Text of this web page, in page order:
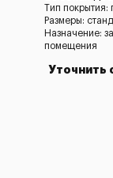
Тип покрытия:
Размеры:
Назначение:
помещения
Уточнить